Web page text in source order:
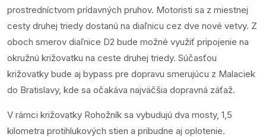
prostredníctvom prídavných pruhov. Motoristi sa z miestnej
cesty druhej triedy dostanú na diaľnicu cez dve nové vetvy. Z
oboch smerov diaľnice D2 bude možné využiť pripojenie na
okružnú križovatku na ceste druhej triedy. Súčasťou
križovatky bude aj bypass pre dopravu smerujúcu z Malaciek
do Bratislavy, kde sa očakáva najväčšia dopravná záťaž.
V rámci križovatky Rohožník sa vybudujú dva mosty, 1,5
kilometra protihlukových stien a pribudne aj oplotenie.